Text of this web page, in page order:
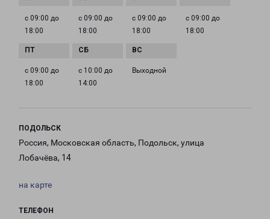
с 09:00 до
18:00
с 09:00 до
18:00
с 09:00 до
18:00
с 09:00 до
18:00
с 09:00 до
18:00
с 10:00 до
14:00
Выходной
ПОДОЛЬСК
Россия, Московская область, Подольск, улица
Лобачёва, 14
на карте
ТЕЛЕФОН